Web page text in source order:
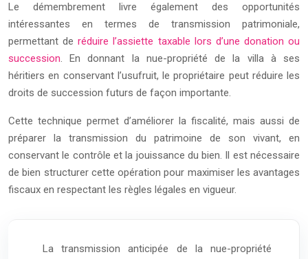
Le démembrement livre également des opportunités
intéressantes en termes de transmission patrimoniale,
permettant deréduire l’assiette taxable lors d’une donation ou
succession. En donnant la nue-propriété de la villa à ses
héritiers en conservant l’usufruit, le propriétaire peut réduire les
droits de succession futurs de façon importante.
Cette technique permet d’améliorer la fiscalité, mais aussi de
préparer la transmission du patrimoine de son vivant, en
conservant le contrôle et la jouissance du bien. Il est nécessaire
de bien structurer cette opération pour maximiser les avantages
fiscaux en respectant les règles légales en vigueur.
La transmission anticipée de la nue-propriété